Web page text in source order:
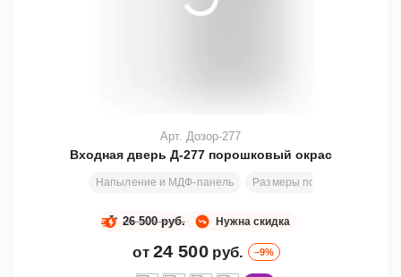
Входная дверь Д-277 порошковый окрас
Напыление и МДФ-панель Размеры под заказ
Арт. Дозор-277
Нужна скидка
26 500 руб.
от 24 500 руб. –9%